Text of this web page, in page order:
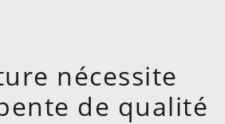
nécessite
de qualité